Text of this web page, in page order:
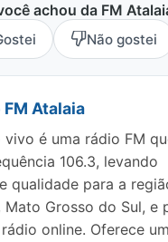
achou da FM
Não gostei
FM Atalaia
vivo é uma rádio FM
106.3, levando
qualidade para a
Mato Grosso do Sul, e
online. Oferece